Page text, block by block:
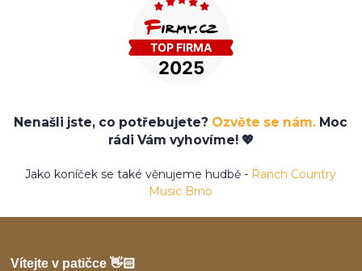
Nenašli jste, co potřebujete? Ozvěte se nám. Moc
rádi Vám vyhovíme! 💖
Jako koníček se také věnujeme hudbě - Ranch Country
Music Brno
Vítejte v patičce 👋🏻